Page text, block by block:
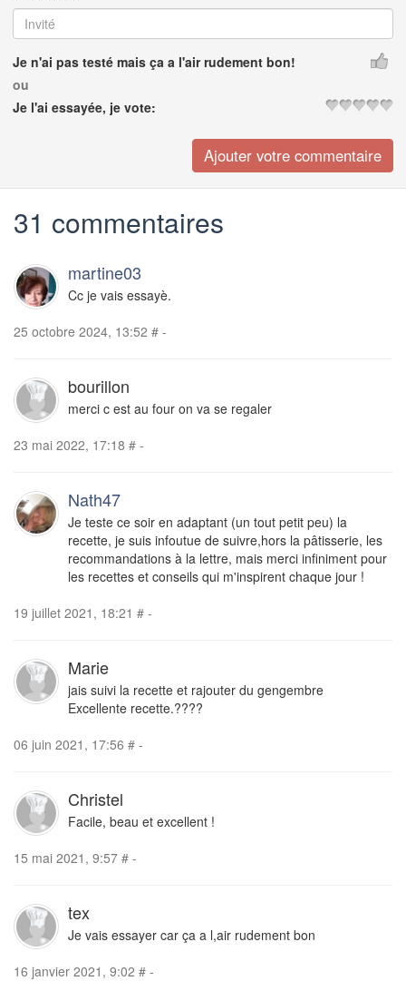
Je n'ai pas testé mais ça a l'air rudement bon!
ou
Je l'ai essayée, je vote:
31 commentaires
martine03
Cc je vais essayè.
25 octobre 2024, 13:52 # -
bourillon
merci c est au four on va se regaler
23 mai 2022, 17:18 # -
Nath47
Je teste ce soir en adaptant (un tout petit peu) la
recette, je suis infoutue de suivre,hors la pâtisserie, les
recommandations à la lettre, mais merci infiniment pour
les recettes et conseils qui m'inspirent chaque jour !
19 juillet 2021, 18:21 # -
Marie
jais suivi la recette et rajouter du gengembre
Excellente recette.????
06 juin 2021, 17:56 # -
Christel
Facile, beau et excellent !
15 mai 2021, 9:57 # -
tex
Je vais essayer car ça a l,air rudement bon
16 janvier 2021, 9:02 # -